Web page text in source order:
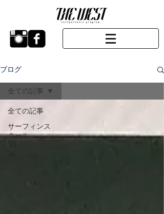
ブログ
全ての記事
サーフィンス
クール
全ての記事